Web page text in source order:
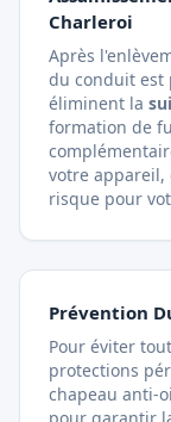
Charleroi
Après
du conduit est
éliminent la
formation de
votre
risque pour
Prévention
Pour éviter
protections
chapeau anti-